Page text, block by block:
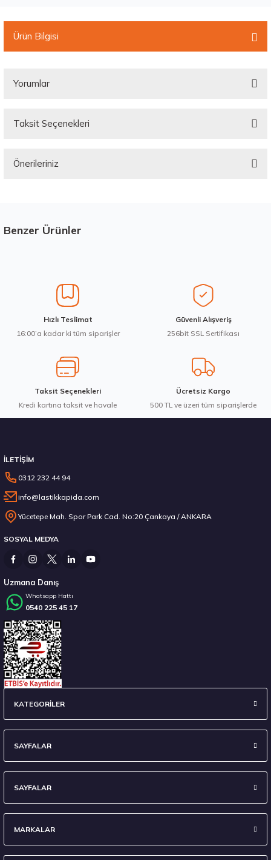
Ürün Bilgisi
Yorumlar
Taksit Seçenekleri
Önerileriniz
Görüş ve önerileriniz için teşekkür ederiz.
Ürün bilgilerinde hatalar bulunuyor.
Ürün fiyatı diğer sitelerden daha pahalı.
Bu ürüne benzer farklı alternatifler olmalı.
Benzer Ürünler
Hankook 205/65R16C 107/105T VanTRa LT RA18 Yaz 2026
6.792,50 ₺
Stokta 12 Adet
Hızlı Teslimat
16:00’a kadar ki tüm siparişler
Güvenli Alışveriş
256bit SSL Sertifikası
Taksit Seçenekleri
Kredi kartına taksit ve havale
Ücretsiz Kargo
500 TL ve üzeri tüm siparişlerde
İLETİŞİM
0312 232 44 94
info@lastikkapida.com
Yücetepe Mah. Spor Park Cad. No:20 Çankaya / ANKARA
SOSYAL MEDYA
Uzmana Danış
Whatsapp Hattı
0540 225 45 17
KATEGORİLER
SAYFALAR
SAYFALAR
MARKALAR